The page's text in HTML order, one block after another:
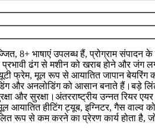
8+ भाषाएं उपलब्ध हैं, प्रोग्राम संपादन
ढंग से मशीन को खराब होने और
फ्रेम, मूल रूप से आयातित जापान बेयरिंग
और अनलोडिंग को आसान बनाते हैं।बड़े
और सुरक्षा।अंतरराष्ट्रीय उन्नत रियर
आयातित हीटिंग ट्यूब, इग्निटर, गैस वाल्व
रूप से कम करने का प्रेरण कार्य होता